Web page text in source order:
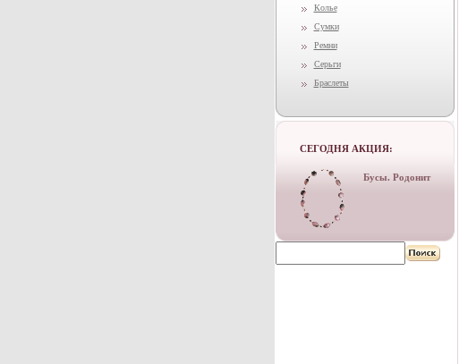
Колье
Сумки
Ремни
Серьги
Браслеты
СЕГОДНЯ АКЦИЯ:
Бусы. Родонит